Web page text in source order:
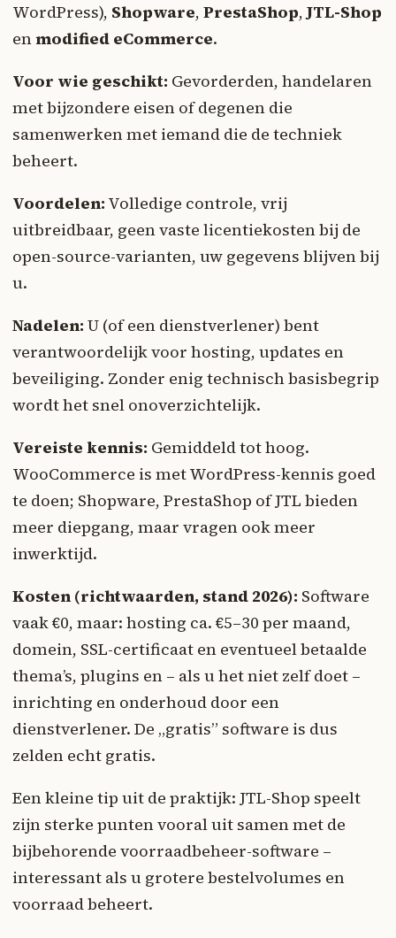
WordPress), Shopware, PrestaShop,JTL-Shop
enmodified eCommerce.
Voor wie geschikt: Gevorderden, handelaren
met bijzondere eisen of degenen die
samenwerken met iemand die de techniek
beheert.
Voordelen: Volledige controle, vrij
uitbreidbaar, geen vaste licentiekosten bij de
open-source-varianten, uw gegevens blijven bij
u.
Nadelen: U (of een dienstverlener) bent
verantwoordelijk voor hosting, updates en
beveiliging. Zonder enig technisch basisbegrip
wordt het snel onoverzichtelijk.
Vereiste kennis: Gemiddeld tot hoog.
WooCommerce is met WordPress-kennis goed
te doen; Shopware, PrestaShop of JTL bieden
meer diepgang, maar vragen ook meer
inwerktijd.
Kosten (richtwaarden, stand 2026): Software
vaak €0, maar: hosting ca. €5–30 per maand,
domein, SSL-certificaat en eventueel betaalde
thema’s, plugins en – als u het niet zelf doet –
inrichting en onderhoud door een
dienstverlener. De „gratis” software is dus
zelden echt gratis.
Een kleine tip uit de praktijk: JTL-Shop speelt
zijn sterke punten vooral uit samen met de
bijbehorende voorraadbeheer-software –
interessant als u grotere bestelvolumes en
voorraad beheert.